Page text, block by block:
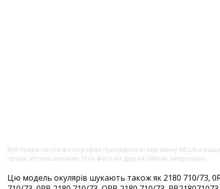
Все права на эти фотографии принадлежат магазину RB.UA и
праве. Использование этих фото на других сайтах запрещено.
Цю модель окулярів шукають також як 2180 710/73,